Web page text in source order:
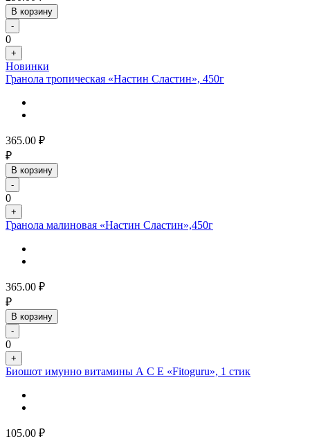
В корзину
-
0
+
Новинки
Гранола тропическая «Настин Сластин», 450г
365.00 ₽
₽
В корзину
-
0
+
Гранола малиновая «Настин Сластин»,450г
365.00 ₽
₽
В корзину
-
0
+
Биошот имунно витамины А С Е «Fitoguru», 1 стик
105.00 ₽